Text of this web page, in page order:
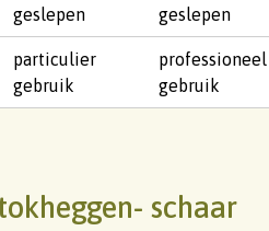
geslepen
geslepen
particulier
gebruik
professioneel
gebruik
schaar